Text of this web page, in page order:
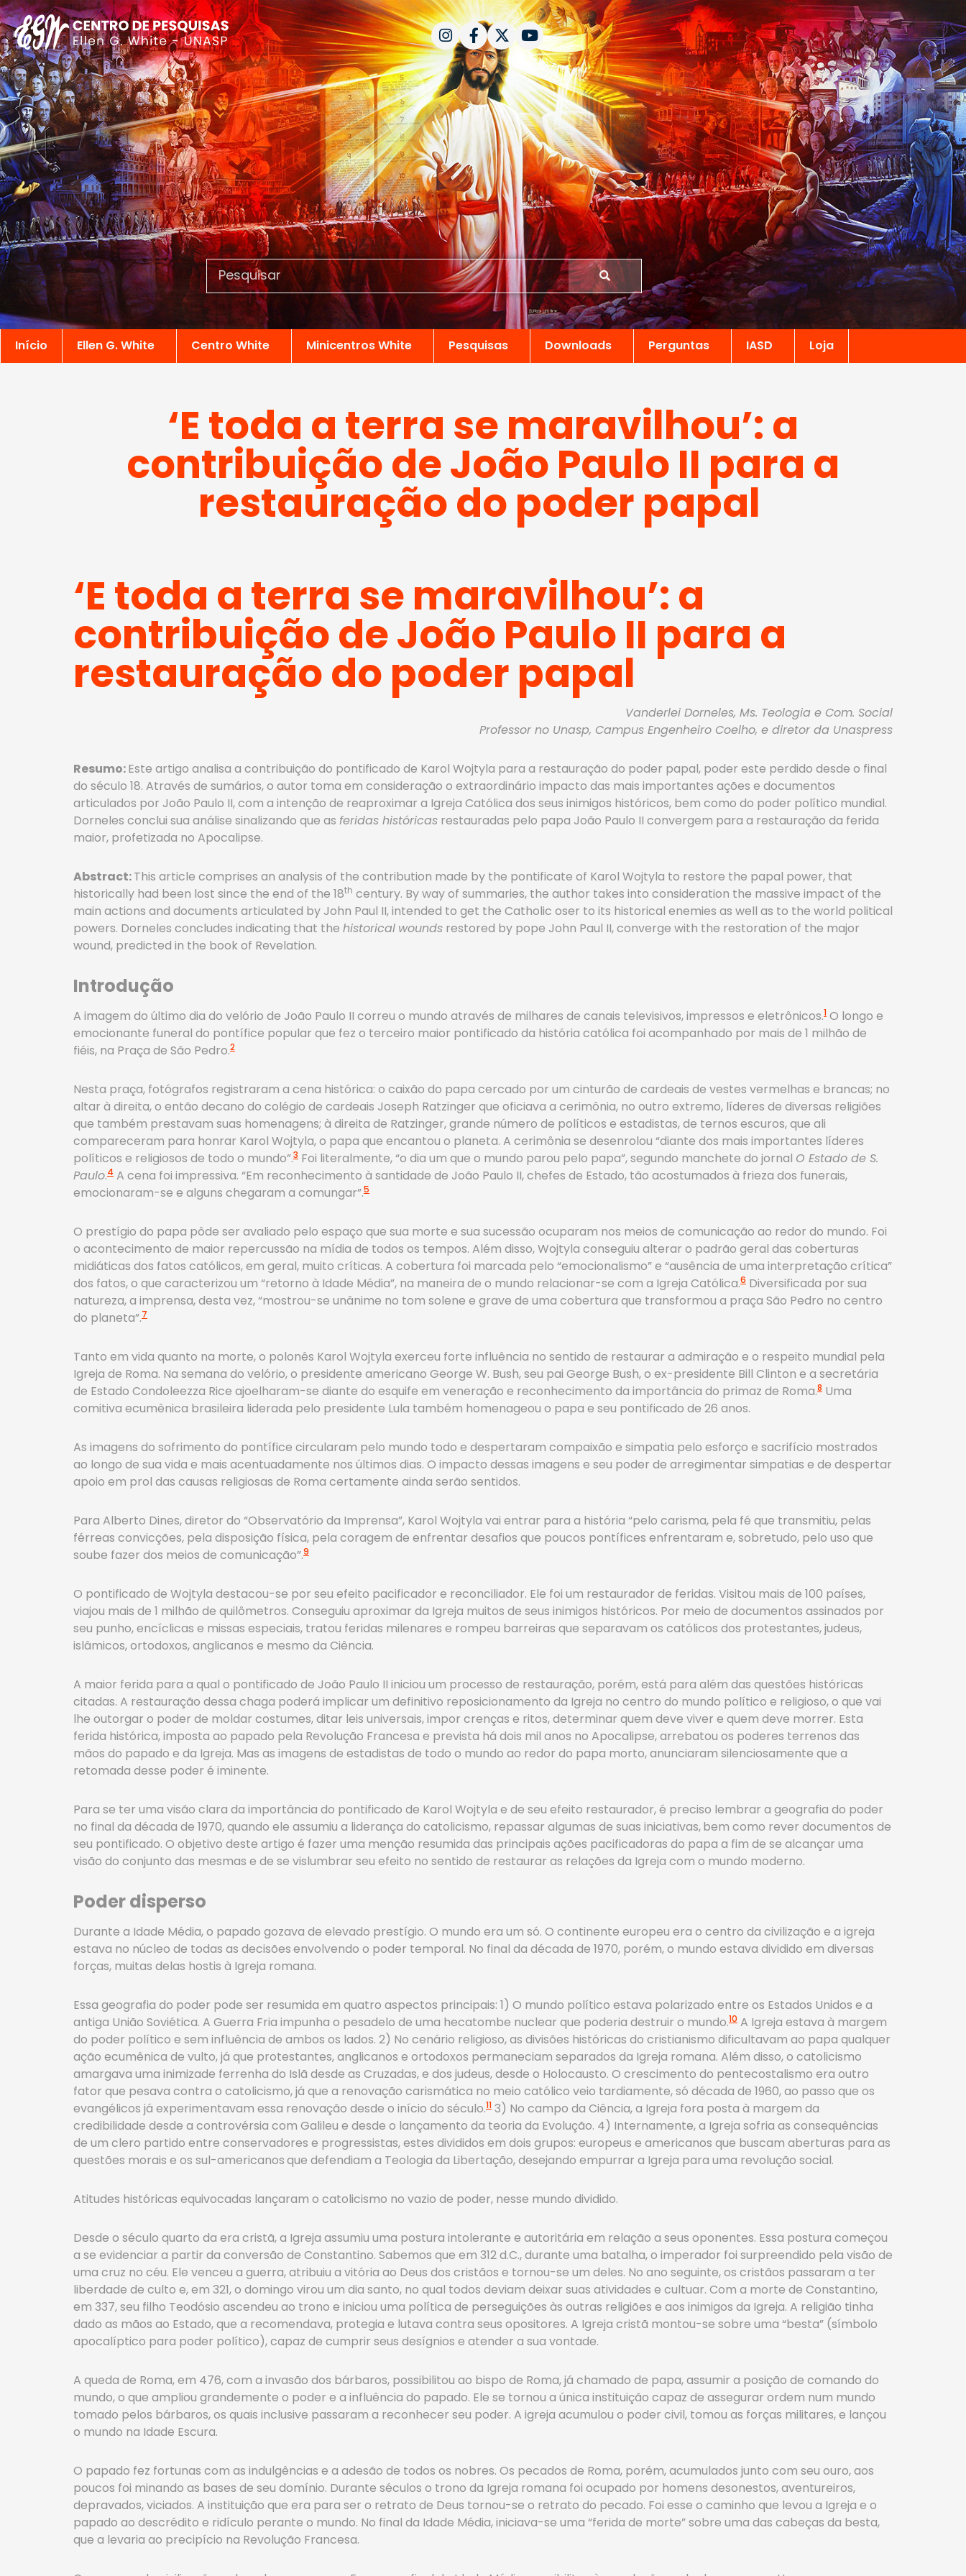
Início Ellen G. White Centro White Minicentros White Pesquisas Downloads Perguntas IASD Loja
‘E toda a terra se maravilhou’: a
contribuição de João Paulo II para a
restauração do poder papal
‘E toda a terra se maravilhou’: a
contribuição de João Paulo II para a
restauração do poder papal
Vanderlei Dorneles, Ms. Teologia e Com. Social
Professor no Unasp, Campus Engenheiro Coelho, e diretor da Unaspress
Resumo:Este artigo analisa a contribuição do pontificado de Karol Wojtyla para a restauração do poder papal, poder este perdido desde o final
do século 18. Através de sumários, o autor toma em consideração o extraordinário impacto das mais importantes ações e documentos
articulados por João Paulo II, com a intenção de reaproximar a Igreja Católica dos seus inimigos históricos, bem como do poder político mundial.
Dorneles conclui sua análise sinalizando que as feridas históricas restauradas pelo papa João Paulo II convergem para a restauração da ferida
maior, profetizada no Apocalipse.
Abstract:This article comprises an analysis of the contribution made by the pontificate of Karol Wojtyla to restore the papal power, that
historically had been lost since the end of the 18th century. By way of summaries, the author takes into consideration the massive impact of the
main actions and documents articulated by John Paul II, intended to get the Catholic oser to its historical enemies as well as to the world political
powers. Dorneles concludes indicating that the historical wounds restored by pope John Paul II, converge with the restoration of the major
wound, predicted in the book of Revelation.
Introdução
A imagem do último dia do velório de João Paulo II correu o mundo através de milhares de canais televisivos, impressos e eletrônicos.1 O longo e
emocionante funeral do pontífice popular que fez o terceiro maior pontificado da história católica foi acompanhado por mais de 1 milhão de
fiéis, na Praça de São Pedro.2
Nesta praça, fotógrafos registraram a cena histórica: o caixão do papa cercado por um cinturão de cardeais de vestes vermelhas e brancas; no
altar à direita, o então decano do colégio de cardeais Joseph Ratzinger que oficiava a cerimônia, no outro extremo, líderes de diversas religiões
que também prestavam suas homenagens; à direita de Ratzinger, grande número de políticos e estadistas, de ternos escuros, que ali
compareceram para honrar Karol Wojtyla, o papa que encantou o planeta. A cerimônia se desenrolou “diante dos mais importantes líderes
políticos e religiosos de todo o mundo”.3 Foi literalmente, “o dia um que o mundo parou pelo papa”, segundo manchete do jornal O Estado de S.
Paulo.4 A cena foi impressiva. “Em reconhecimento à santidade de João Paulo II, chefes de Estado, tão acostumados à frieza dos funerais,
emocionaram-se e alguns chegaram a comungar”.5
O prestígio do papa pôde ser avaliado pelo espaço que sua morte e sua sucessão ocuparam nos meios de comunicação ao redor do mundo. Foi
o acontecimento de maior repercussão na mídia de todos os tempos. Além disso, Wojtyla conseguiu alterar o padrão geral das coberturas
midiáticas dos fatos católicos, em geral, muito críticas. A cobertura foi marcada pelo “emocionalismo” e “ausência de uma interpretação crítica”
dos fatos, o que caracterizou um “retorno à Idade Média”, na maneira de o mundo relacionar-se com a Igreja Católica.6 Diversificada por sua
natureza, a imprensa, desta vez, “mostrou-se unânime no tom solene e grave de uma cobertura que transformou a praça São Pedro no centro
do planeta”.7
Tanto em vida quanto na morte, o polonês Karol Wojtyla exerceu forte influência no sentido de restaurar a admiração e o respeito mundial pela
Igreja de Roma. Na semana do velório, o presidente americano George W. Bush, seu pai George Bush, o ex-presidente Bill Clinton e a secretária
de Estado Condoleezza Rice ajoelharam-se diante do esquife em veneração e reconhecimento da importância do primaz de Roma.8 Uma
comitiva ecumênica brasileira liderada pelo presidente Lula também homenageou o papa e seu pontificado de 26 anos.
As imagens do sofrimento do pontífice circularam pelo mundo todo e despertaram compaixão e simpatia pelo esforço e sacrifício mostrados
ao longo de sua vida e mais acentuadamente nos últimos dias. O impacto dessas imagens e seu poder de arregimentar simpatias e de despertar
apoio em prol das causas religiosas de Roma certamente ainda serão sentidos.
Para Alberto Dines, diretor do “Observatório da Imprensa”, Karol Wojtyla vai entrar para a história “pelo carisma, pela fé que transmitiu, pelas
férreas convicções, pela disposição física, pela coragem de enfrentar desafios que poucos pontífices enfrentaram e, sobretudo, pelo uso que
soube fazer dos meios de comunicação”.9
O pontificado de Wojtyla destacou-se por seu efeito pacificador e reconciliador. Ele foi um restaurador de feridas. Visitou mais de 100 países,
viajou mais de 1 milhão de quilômetros. Conseguiu aproximar da Igreja muitos de seus inimigos históricos. Por meio de documentos assinados por
seu punho, encíclicas e missas especiais, tratou feridas milenares e rompeu barreiras que separavam os católicos dos protestantes, judeus,
islâmicos, ortodoxos, anglicanos e mesmo da Ciência.
A maior ferida para a qual o pontificado de João Paulo II iniciou um processo de restauração, porém, está para além das questões históricas
citadas. A restauração dessa chaga poderá implicar um definitivo reposicionamento da Igreja no centro do mundo político e religioso, o que vai
lhe outorgar o poder de moldar costumes, ditar leis universais, impor crenças e ritos, determinar quem deve viver e quem deve morrer. Esta
ferida histórica, imposta ao papado pela Revolução Francesa e prevista há dois mil anos no Apocalipse, arrebatou os poderes terrenos das
mãos do papado e da Igreja. Mas as imagens de estadistas de todo o mundo ao redor do papa morto, anunciaram silenciosamente que a
retomada desse poder é iminente.
Para se ter uma visão clara da importância do pontificado de Karol Wojtyla e de seu efeito restaurador, é preciso lembrar a geografia do poder
no final da década de 1970, quando ele assumiu a liderança do catolicismo, repassar algumas de suas iniciativas,bem como rever documentos de
seu pontificado. O objetivo deste artigo é fazer uma menção resumida das principais ações pacificadoras do papa a fim de se alcançar uma
visão do conjunto das mesmas e de se vislumbrar seu efeito no sentido de restaurar as relações da Igreja com o mundo moderno.
Poder disperso
Durante a Idade Média, o papado gozava de elevado prestígio. O mundo era um só. O continente europeu era o centro da civilização e a igreja
estava no núcleo de todas as decisõesenvolvendo o poder temporal. No final da década de 1970, porém, o mundo estava dividido em diversas
forças, muitas delas hostis à Igreja romana.
Essa geografia do poder pode ser resumida em quatro aspectos principais: 1) O mundo político estava polarizado entre os Estados Unidos e a
antiga União Soviética. A Guerra Fria impunha o pesadelo de uma hecatombe nuclear que poderia destruir o mundo.10 A Igreja estava à margem
do poder político e sem influência de ambos os lados. 2) No cenário religioso, as divisões históricas do cristianismo dificultavam ao papa qualquer
ação ecumênica de vulto, já que protestantes, anglicanos e ortodoxos permaneciam separados da Igreja romana. Além disso, o catolicismo
amargava uma inimizade ferrenha do Islã desde as Cruzadas, e dos judeus, desde o Holocausto. O crescimento do pentecostalismo era outro
fator que pesava contra o catolicismo, já que a renovação carismática no meio católico veio tardiamente, só década de 1960, ao passo que os
evangélicos já experimentavam essa renovação desde o início do século.11 3) No campo da Ciência, a Igreja fora posta à margem da
credibilidade desde a controvérsia com Galileu e desde o lançamento da teoria da Evolução. 4) Internamente, a Igreja sofria as consequências
de um clero partido entre conservadores e progressistas, estes divididos em dois grupos: europeus e americanos que buscam aberturas para as
questões morais e os sul-americanosque defendiam a Teologia da Libertação, desejando empurrar a Igreja para uma revolução social.
Atitudes históricas equivocadas lançaram o catolicismo no vazio de poder, nesse mundo dividido.
Desde o século quarto da era cristã, a Igreja assumiu uma postura intolerante e autoritária em relação a seus oponentes. Essa postura começou
a se evidenciar a partir da conversão de Constantino. Sabemos que em 312 d.C., durante uma batalha, o imperador foi surpreendido pela visão de
uma cruz no céu. Ele venceu a guerra, atribuiu a vitória ao Deus dos cristãos e tornou-se um deles. No ano seguinte, os cristãos passaram a ter
liberdade de culto e, em 321, o domingo virou um dia santo, no qual todos deviam deixar suas atividades e cultuar. Com a morte de Constantino,
em 337, seu filho Teodósio ascendeu ao trono e iniciou uma política de perseguições às outras religiões e aos inimigos da Igreja. A religião tinha
dado as mãos ao Estado, que a recomendava, protegia e lutava contra seus opositores. A Igreja cristã montou-se sobre uma “besta” (símbolo
apocalíptico para poder político), capaz de cumprir seus desígnios e atender a sua vontade.
A queda de Roma, em 476, com a invasão dos bárbaros, possibilitou ao bispo de Roma, já chamado de papa, assumir a posição de comando do
mundo, o que ampliou grandemente o poder e a influência do papado. Ele se tornou a única instituição capaz de assegurar ordem num mundo
tomado pelos bárbaros, os quais inclusive passaram a reconhecer seu poder. A igreja acumulou o poder civil, tomou as forças militares, e lançou
o mundo na Idade Escura.
O papado fez fortunas com as indulgências e a adesão de todos os nobres. Os pecados de Roma, porém, acumulados junto com seu ouro, aos
poucos foi minando as bases de seu domínio. Durante séculos o trono da Igreja romana foi ocupado por homens desonestos, aventureiros,
depravados, viciados. A instituição que era para ser o retrato de Deus tornou-se o retrato do pecado. Foi esse o caminho que levou a Igreja e o
papado ao descrédito e ridículo perante o mundo. No final da Idade Média, iniciava-se uma “ferida de morte” sobre uma das cabeças da besta,
que a levaria ao precipício na Revolução Francesa.